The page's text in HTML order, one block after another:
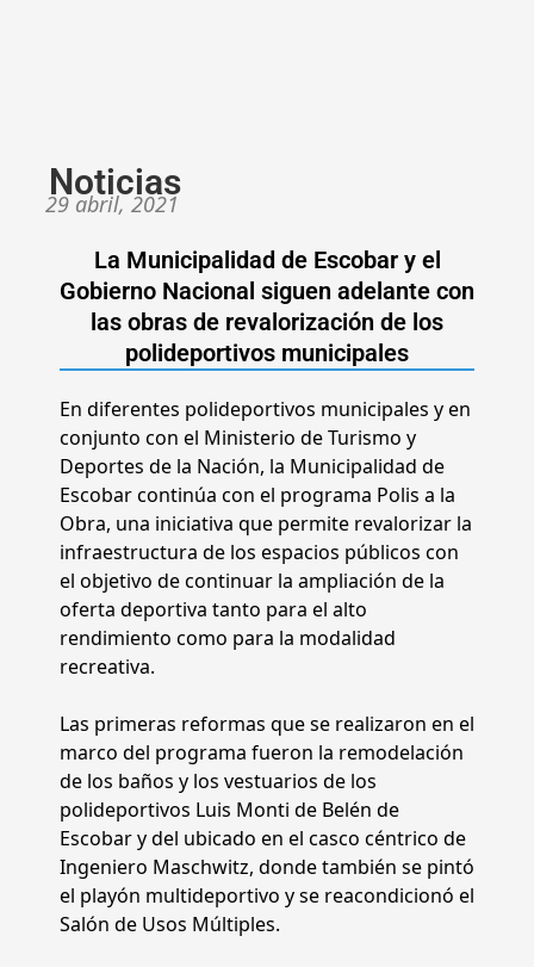
Noticias
29 abril, 2021
La Municipalidad de Escobar y el
Gobierno Nacional siguen adelante con
las obras de revalorización de los
polideportivos municipales
En diferentes polideportivos municipales y en
conjunto con el Ministerio de Turismo y
Deportes de la Nación, la Municipalidad de
Escobar continúa con el programa Polis a la
Obra, una iniciativa que permite revalorizar la
infraestructura de los espacios públicos con
el objetivo de continuar la ampliación de la
oferta deportiva tanto para el alto
rendimiento como para la modalidad
recreativa.
Las primeras reformas que se realizaron en el
marco del programa fueron la remodelación
de los baños y los vestuarios de los
polideportivos Luis Monti de Belén de
Escobar y del ubicado en el casco céntrico de
Ingeniero Maschwitz, donde también se pintó
el playón multideportivo y se reacondicionó el
Salón de Usos Múltiples.